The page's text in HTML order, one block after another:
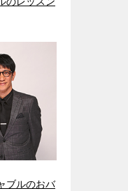
ブルのおバ